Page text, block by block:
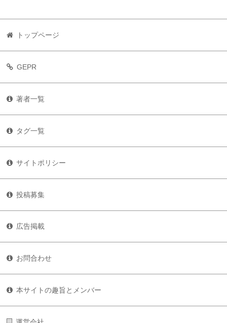
トップページ
GEPR
著者一覧
タグ一覧
サイトポリシー
投稿募集
広告掲載
お問合わせ
本サイトの趣旨とメンバー